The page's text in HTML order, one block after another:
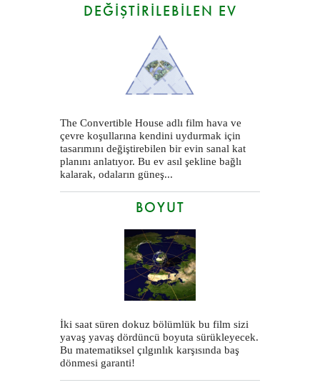
DEĞIŞTIRILEBILEN EV
The Convertible House adlı film hava ve
çevre koşullarına kendini uydurmak için
tasarımını değiştirebilen bir evin sanal kat
planını anlatıyor. Bu ev asıl şekline bağlı
kalarak, odaların güneş...
BOYUT
İki saat süren dokuz bölümlük bu film sizi
yavaş yavaş dördüncü boyuta sürükleyecek.
Bu matematiksel çılgınlık karşısında baş
dönmesi garanti!